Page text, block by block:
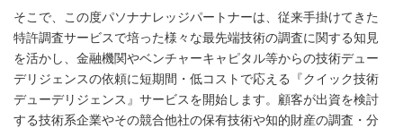
そこで、この度パソナナレッジパートナーは、従来手掛けてきた
特許調査サービスで培った様々な最先端技術の調査に関する知見
を活かし、金融機関やベンチャーキャピタル等からの技術デュー
デリジェンスの依頼に短期間・低コストで応える『クイック技術
デューデリジェンス』サービスを開始します。顧客が出資を検討
する技術系企業やその競合他社の保有技術や知的財産の調査・分